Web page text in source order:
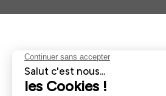
Aides et informations
Retour et remboursement